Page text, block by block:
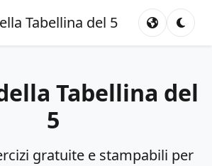
Tabellina del 5
Tabellina del
5
gratuite e stampabili per